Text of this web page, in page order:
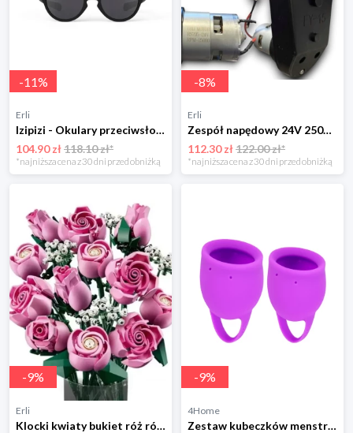
-11%
Erli
Izipizi - Okulary przeciwsłoneczne SUN Kids (9-36m) D Black
104.90 zł118.10 zł*
*najniższa cena z 30 dni przed obniżką
-8%
Erli
Zespół napędowy 24V 25000RPM 200W 795 napęd do pojazdów na akumulator
112.30 zł122.00 zł*
*najniższa cena z 30 dni przed obniżką
-9%
Erli
Klocki kwiaty bukiet róż różowe róże 789 elementów wieczna ozdoba
-9%
4Home
Zestaw kubeczków menstruacyjnych, 2 szt. 4-Home